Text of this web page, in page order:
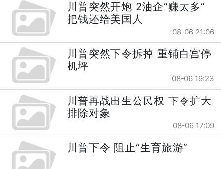
川普突然开炮 2油企“赚太多”
把钱还给美国人
08-06 21:06
川普突然下令拆掉 重铺白宫停
机坪
08-06 19:23
川普再战出生公民权 下令扩大
排除对象
08-06 17:09
川普下令 阻止“生育旅游”